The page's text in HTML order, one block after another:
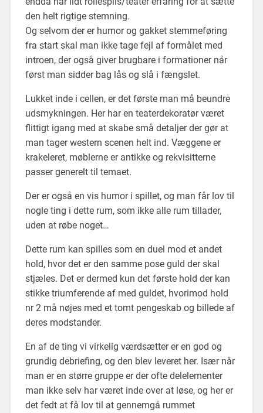
den helt rigtige stemning.
Og selvom der er humor og gakket stemmeføring
fra start skal man ikke tage fejl af formålet med
introen, der også giver brugbare i formationer når
først man sidder bag lås og slå i fængslet.
Lukket inde i cellen, er det første man må beundre
udsmykningen. Her har en teaterdekoratør været
flittigt igang med at skabe små detaljer der gør at
man tager western scenen helt ind. Væggene er
krakeleret, møblerne er antikke og rekvisitterne
passer generelt til temaet.
Der er også en vis humor i spillet, og man får lov til
nogle ting i dette rum, som ikke alle rum tillader,
uden at røbe noget…
Dette rum kan spilles som en duel mod et andet
hold, hvor det er den samme pose guld der skal
stjæles. Det er dermed kun det første hold der kan
stikke triumferende af med guldet, hvorimod hold
nr 2 må nøjes med et tomt pengeskab og billede af
deres modstander.
En af de ting vi virkelig værdsætter er en god og
grundig debriefing, og den blev leveret her. Især når
man er en større gruppe er der ofte delelementer
man ikke selv har været inde over at løse, og her er
det fedt at få lov til at gennemgå rummet